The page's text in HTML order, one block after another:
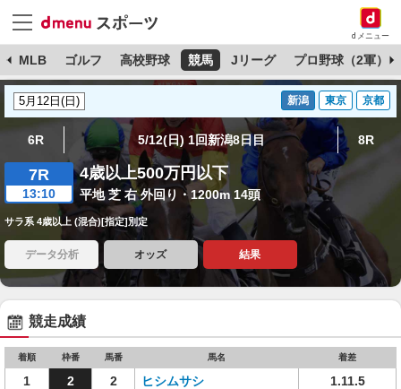
dメニュー
MLB ゴルフ 高校野球 競馬 Jリーグ プロ野球（2軍）
新潟 東京 京都
6R 5/12(日) 1回新潟8日目 8R
7R
13:10
4歳以上500万円以下
平地 芝 右 外回り・1200m 14頭
サラ系 4歳以上 (混合)[指定]別定
データ分析 オッズ 結果
競走成績
着順 枠番 馬番 馬名 着差
1 2 2 ヒシムサシ
1.11.5